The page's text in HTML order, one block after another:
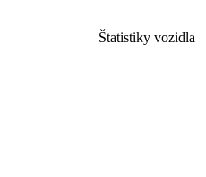
Štatistiky vozidla